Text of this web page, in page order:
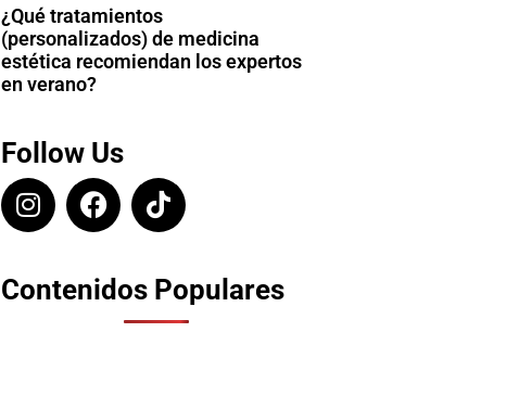
¿Qué tratamientos
(personalizados) de medicina
estética recomiendan los expertos
en verano?
Follow Us
Contenidos Populares